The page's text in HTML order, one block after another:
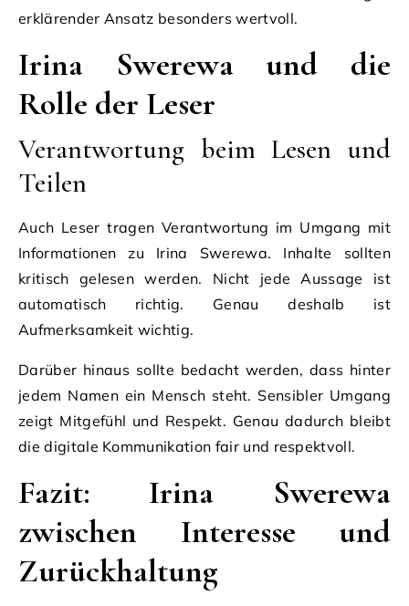
erklärender Ansatz besonders wertvoll.
Irina Swerewa und die
Rolle der Leser
Verantwortung beim Lesen und
Teilen
Auch Leser tragen Verantwortung im Umgang mit
Informationen zu Irina Swerewa. Inhalte sollten
kritisch gelesen werden. Nicht jede Aussage ist
automatisch richtig. Genau deshalb ist
Aufmerksamkeit wichtig.
Darüber hinaus sollte bedacht werden, dass hinter
jedem Namen ein Mensch steht. Sensibler Umgang
zeigt Mitgefühl und Respekt. Genau dadurch bleibt
die digitale Kommunikation fair und respektvoll.
Fazit: Irina Swerewa
zwischen Interesse und
Zurückhaltung